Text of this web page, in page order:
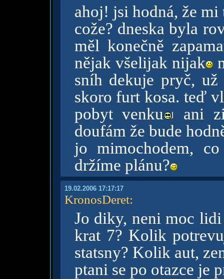
ahoj! jsi hodná, že mi
cože? dneska byla
měl konečně
nějak všelijak nijak
sníh dekuje pryč,
skoro furt kosa. teď
pobyt venku
ani
doufám že bude
jo mimochodem,
držíme plánu?
19.02.2006 17:17:17
KronosDeret:
Jo diky, neni moc
krat 7? Kolik
statsny? Kolik aut,
ptani se po otazce je